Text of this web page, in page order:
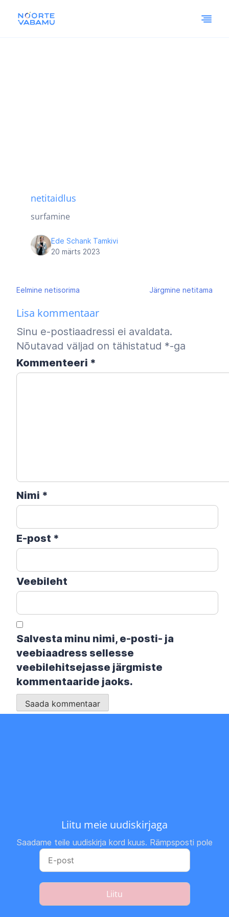
netitaidlus
surfamine
Ede Schank Tamkivi
20 märts 2023
Navigeerimine
Eelmine netisorima Järgmine netitama
Lisa kommentaar
Sinu e-postiaadressi ei avaldata.
Nõutavad väljad on tähistatud *-ga
Kommenteeri *
Nimi *
E-post *
Veebileht
Salvesta minu nimi, e-posti- ja
veebiaadress sellesse
veebilehitsejasse järgmiste
kommentaaride jaoks.
Liitu meie uudiskirjaga
Saadame teile uudiskirja kord kuus. Rämpsposti pole
Liitu